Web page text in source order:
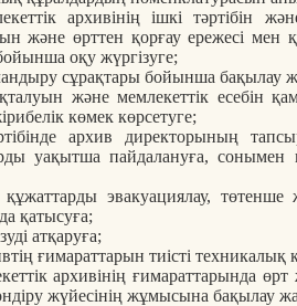
архивінің ішкі тәртібін
және өрттен қорғау ережесі
оқу жүргізуге;
сұрақтары бойынша бақылау
және мемлекеттік есебін
көмек көрсетуге;
архив директорының
уақытша пайдалануға, сонымен
эвакуациялау, төтенше
қатысуға;
атқаруға;
ғимараттарын тиісті
архивінің ғимараттарында
жүйесінің жұмысына бақылау